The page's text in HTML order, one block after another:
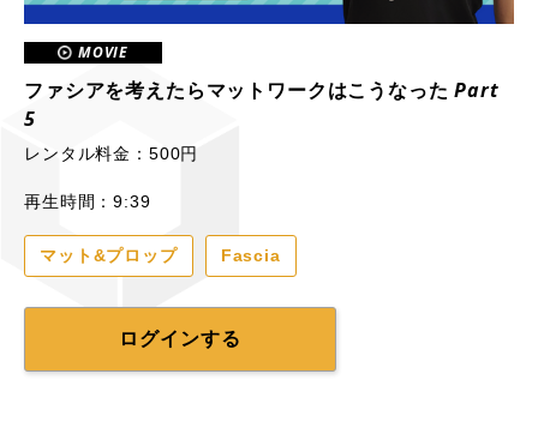
MOVIE
ファシアを考えたらマットワークはこうなった Part
5
レンタル料金：500円
再生時間：9:39
マット&プロップ Fascia
ログインする